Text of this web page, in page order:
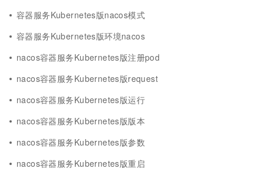
容器服务Kubernetes版nacos模式
容器服务Kubernetes版环境nacos
nacos容器服务Kubernetes版注册pod
nacos容器服务Kubernetes版request
nacos容器服务Kubernetes版运行
nacos容器服务Kubernetes版版本
nacos容器服务Kubernetes版参数
nacos容器服务Kubernetes版重启